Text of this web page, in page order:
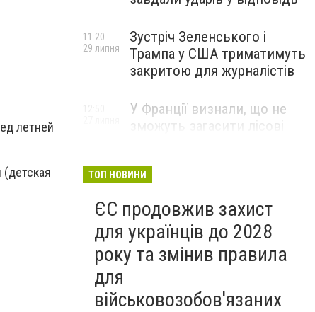
летней
Зустріч Зеленського і
Трампа у США триматимуть
закритою для журналістів
11:20
29 липня
У Франції визнали, що не
ТОП НОВИНИ
ЄС продовжив захист
для українців до 2028
року та змінив правила
для
військовозобов'язаних